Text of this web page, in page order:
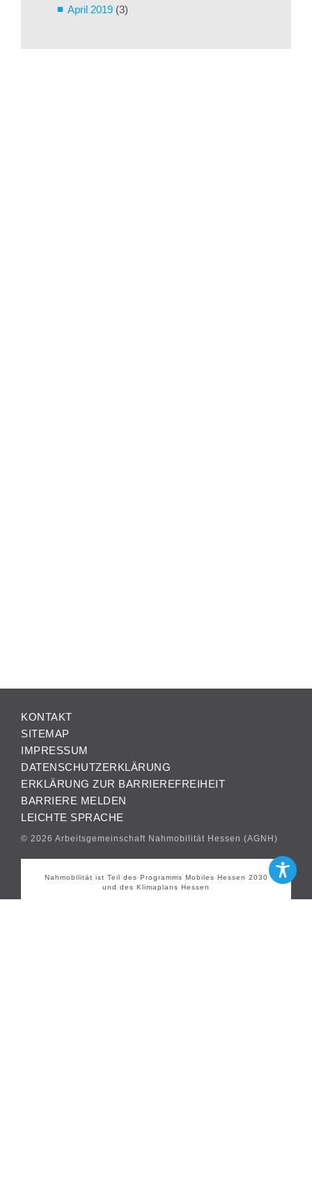
April 2019 (3)
KONTAKT
SITEMAP
IMPRESSUM
DATENSCHUTZERKLÄRUNG
ERKLÄRUNG ZUR BARRIEREFREIHEIT
BARRIERE MELDEN
LEICHTE SPRACHE
© 2026 Arbeitsgemeinschaft Nahmobilität Hessen (AGNH)
Nahmobilität ist Teil des Programms Mobiles Hessen 2030
und des Klimaplans Hessen